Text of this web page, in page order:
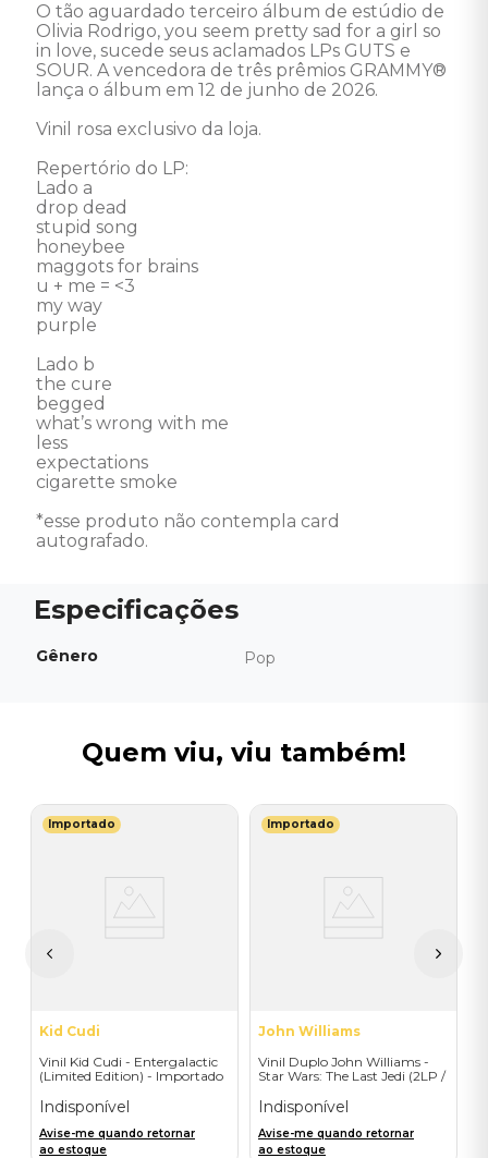
O tão aguardado terceiro álbum de estúdio de
Olivia Rodrigo, you seem pretty sad for a girl so
in love, sucede seus aclamados LPs GUTS e
SOUR. A vencedora de três prêmios GRAMMY®
lança o álbum em 12 de junho de 2026.
Vinil rosa exclusivo da loja.
Repertório do LP:
Lado a
drop dead
stupid song
honeybee
maggots for brains
u + me = <3
my way
purple
Lado b
the cure
begged
what’s wrong with me
less
expectations
cigarette smoke
*esse produto não contempla card
autografado.
Gênero Pop
Quem viu, viu também!
Importado
Kid Cudi
Vinil Kid Cudi - Entergalactic
(Limited Edition) - Importado
Indisponível
Avise-me quando retornar
ao estoque
Importado
John Williams
Vinil Duplo John Williams -
Star Wars: The Last Jedi (2LP /
Importado
Indisponível
Avise-me quando retornar
ao estoque